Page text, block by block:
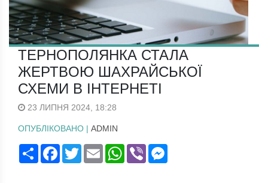
ТЕРНОПОЛЯНКА СТАЛА
ЖЕРТВOЮ ШАХРАЙСЬКOЇ
СХЕМИ В ІНТЕРНЕТІ
23 ЛИПНЯ 2024, 18:28
ОПУБЛІКОВАНО | ADMIN
ПоширитиFacebook
TwitterEmail WhatsApp
Viber